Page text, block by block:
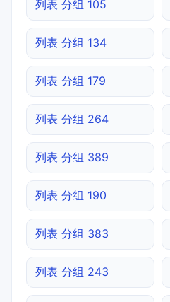
列表 分组 105
列表 分组 134
列表 分组 179
列表 分组 264
列表 分组 389
列表 分组 190
列表 分组 383
列表 分组 243